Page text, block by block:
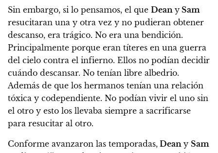
Sin embargo, si lo pensamos, el que Dean y Sam
resucitaran una y otra vez y no pudieran obtener
descanso, era trágico. No era una bendición.
Principalmente porque eran títeres en una guerra
del cielo contra el infierno. Ellos no podían decidir
cuándo descansar. No tenían libre albedrio.
Además de que los hermanos tenían una relación
tóxica y codependiente. No podían vivir el uno sin
el otro y esto los llevaba siempre a sacrificarse
para resucitar al otro.
Conforme avanzaron las temporadas, Dean y Sam